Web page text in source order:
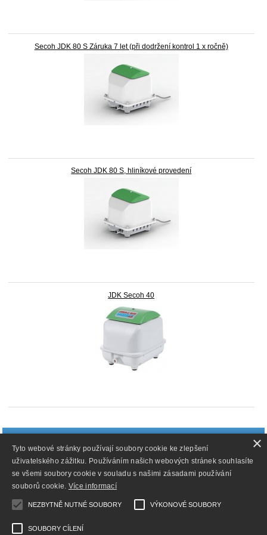
Secoh JDK 80 S Záruka 7 let (při dodržení kontrol 1 x ročně)
Secoh JDK 80 S, hliníkové provedení
JDK Secoh 40
Doprava zdarma při nákupu nad 1 499 Kč
×
Tyto webové stránky používají soubory cookie ke zlepšení
uživatelského zážitku. Používáním našich webových stránek souhlasíte
se všemi soubory cookie v souladu s našimi zásadami používání
souborů cookie. Více informací
NEZBYTNĚ NUTNÉ SOUBORY VÝKONOVÉ SOUBORY
SOUBORY CÍLENÍ